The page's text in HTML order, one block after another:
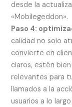
desde la
«Mobilegeddon».
Paso 4:
calidad no solo
convierte en
claros, estén
relevantes para
llamados a la
usuarios a lo